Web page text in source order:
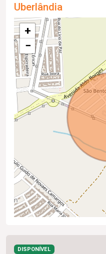
Uberlândia
+
−
DISPONÍVEL